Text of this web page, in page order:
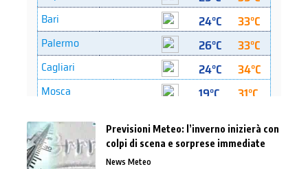
Previsioni Meteo: l’inverno inizierà con
colpi di scena e sorprese immediate
News Meteo